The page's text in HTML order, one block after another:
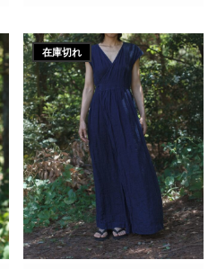
ジ
か
ら
選
択
で
き
ま
す
の
商
品
に
複
数
の
ョ
ン
が
あ
り
ま
在庫切れ